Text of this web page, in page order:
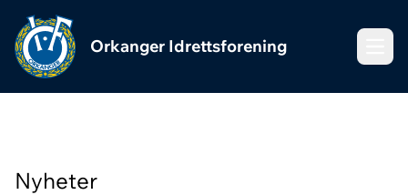
Orkanger Idrettsforening
Nyheter